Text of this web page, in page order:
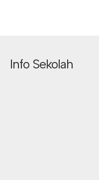
Info Sekolah